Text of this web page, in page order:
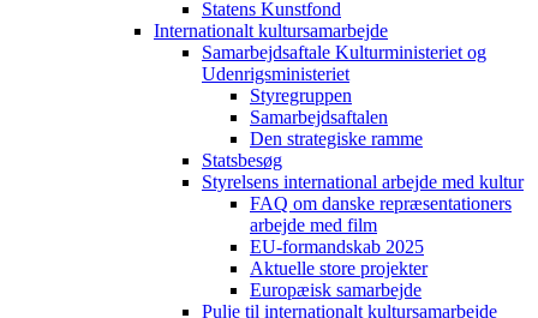
Statens Kunstfond
Internationalt kultursamarbejde
Samarbejdsaftale Kulturministeriet og
Udenrigsministeriet
Styregruppen
Samarbejdsaftalen
Den strategiske ramme
Statsbesøg
Styrelsens international arbejde med kultur
FAQ om danske repræsentationers
arbejde med film
EU-formandskab 2025
Aktuelle store projekter
Europæisk samarbejde
Pulje til internationalt kultursamarbejde